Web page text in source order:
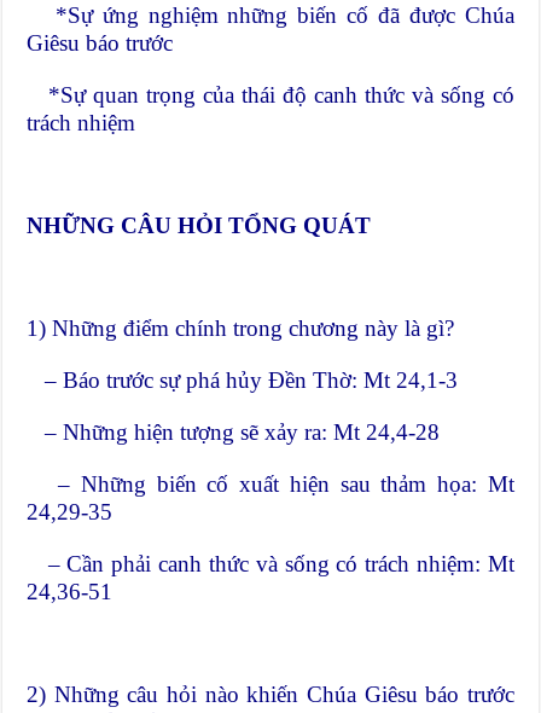
*Sự ứng nghiệm những biến cố đã được Chúa
Giêsu báo trước
*Sự quan trọng của thái độ canh thức và sống có
trách nhiệm
NHỮNG CÂU HỎI TỔNG QUÁT
1) Những điểm chính trong chương này là gì?
– Báo trước sự phá hủy Đền Thờ: Mt 24,1-3
– Những hiện tượng sẽ xảy ra: Mt 24,4-28
– Những biến cố xuất hiện sau thảm họa: Mt
24,29-35
– Cần phải canh thức và sống có trách nhiệm: Mt
24,36-51
2) Những câu hỏi nào khiến Chúa Giêsu báo trước